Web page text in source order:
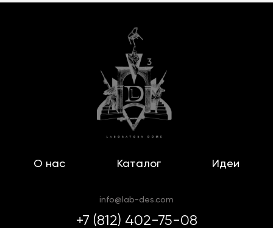
О нас Каталог Идеи
info@lab-des.com
+7 (812) 402-75-08